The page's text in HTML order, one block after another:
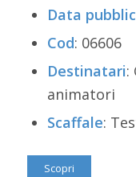
Data
Cod: 06606
Destinatari:
animatori
Scaffale:
Scopri